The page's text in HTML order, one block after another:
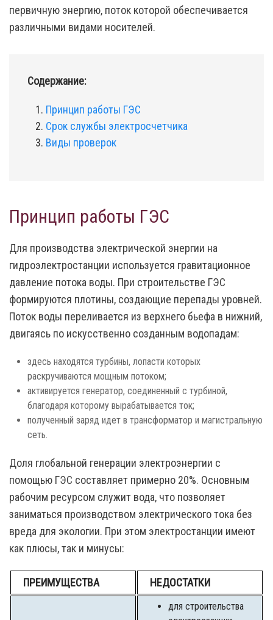
первичную энергию, поток которой обеспечивается
различными видами носителей.
Содержание:
Принцип работы ГЭС
Срок службы электросчетчика
Виды проверок
Принцип работы ГЭС
Для производства электрической энергии на
гидроэлектростанции используется гравитационное
давление потока воды. При строительстве ГЭС
формируются плотины, создающие перепады уровней.
Поток воды переливается из верхнего бьефа в нижний,
двигаясь по искусственно созданным водопадам:
здесь находятся турбины, лопасти которых
раскручиваются мощным потоком;
активируется генератор, соединенный с турбиной,
благодаря которому вырабатывается ток;
полученный заряд идет в трансформатор и магистральную
сеть.
Доля глобальной генерации электроэнергии с
помощью ГЭС составляет примерно 20%. Основным
рабочим ресурсом служит вода, что позволяет
заниматься производством электрического тока без
вреда для экологии. При этом электростанции имеют
как плюсы, так и минусы:
ПРЕИМУЩЕСТВА НЕДОСТАТКИ
для строительства